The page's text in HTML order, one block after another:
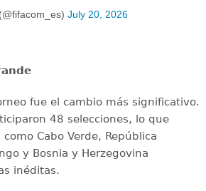
July 20, 2026
fue el cambio más significativo.
48 selecciones, lo que
Cabo Verde, República
y Bosnia y Herzegovina
inéditas.